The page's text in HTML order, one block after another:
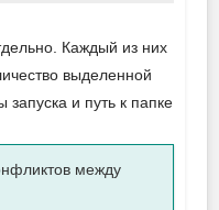
Каждый из них
выделенной
и путь к папке
между